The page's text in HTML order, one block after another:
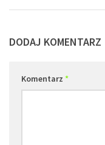
DODAJ KOMENTARZ
Komentarz *